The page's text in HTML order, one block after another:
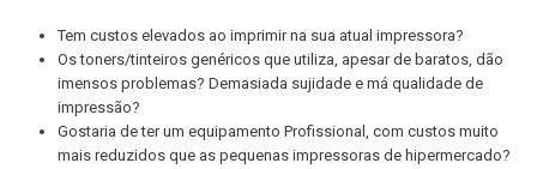
Tem custos elevados ao imprimir na sua atual impressora?
Os toners/tinteiros genéricos que utiliza, apesar de baratos, dão
imensos problemas? Demasiada sujidade e má qualidade de
impressão?
Gostaria de ter um equipamento Profissional, com custos muito
mais reduzidos que as pequenas impressoras de hipermercado?